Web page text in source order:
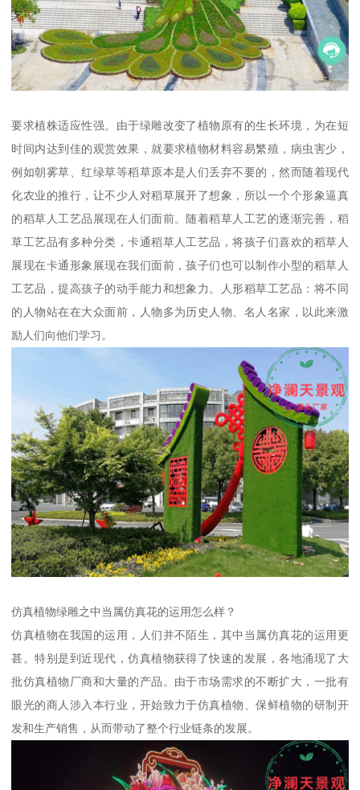
要求植株适应性强。由于绿雕改变了植物原有的生长环境，为在短
时间内达到佳的观赏效果，就要求植物材料容易繁殖，病虫害少，
例如朝雾草、红绿草等稻草原本是人们丢弃不要的，然而随着现代
化农业的推行，让不少人对稻草展开了想象，所以一个个形象逼真
的稻草人工艺品展现在人们面前。随着稻草人工艺的逐渐完善，稻
草工艺品有多种分类，卡通稻草人工艺品，将孩子们喜欢的稻草人
展现在卡通形象展现在我们面前，孩子们也可以制作小型的稻草人
工艺品，提高孩子的动手能力和想象力。人形稻草工艺品：将不同
的人物站在在大众面前，人物多为历史人物、名人名家，以此来激
励人们向他们学习。
仿真植物绿雕之中当属仿真花的运用怎么样？
仿真植物在我国的运用，人们并不陌生，其中当属仿真花的运用更
甚。特别是到近现代，仿真植物获得了快速的发展，各地涌现了大
批仿真植物厂商和大量的产品。由于市场需求的不断扩大，一批有
眼光的商人涉入本行业，开始致力于仿真植物、保鲜植物的研制开
发和生产销售，从而带动了整个行业链条的发展。